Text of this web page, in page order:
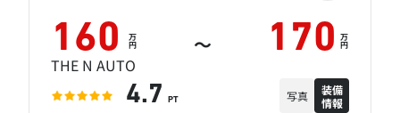
160 万
円 ～ 170 万
円
THE N AUTO
4.7 PT 写真
装備
情報